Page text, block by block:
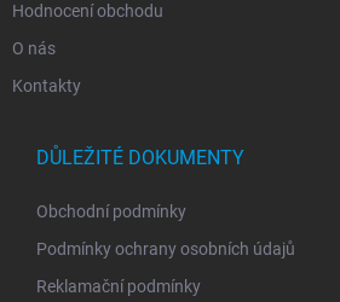
Hodnocení obchodu
O nás
Kontakty
DŮLEŽITÉ DOKUMENTY
Obchodní podmínky
Podmínky ochrany osobních údajů
Reklamační podmínky